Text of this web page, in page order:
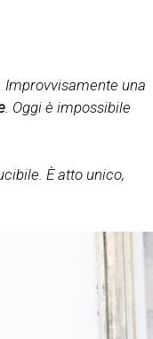
una
. Oggi è impossibile
È atto unico,